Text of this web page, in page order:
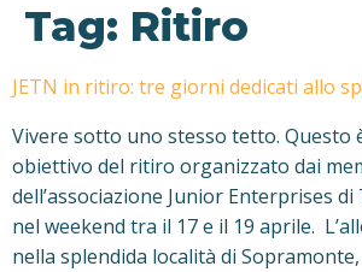
Tag: Ritiro
JETN in ritiro: tre giorni dedicati allo
Vivere sotto uno stesso tetto. Questo
obiettivo del ritiro organizzato dai
dell’associazione Junior Enterprises
nel weekend tra il 17 e il 19 aprile.
nella splendida località di